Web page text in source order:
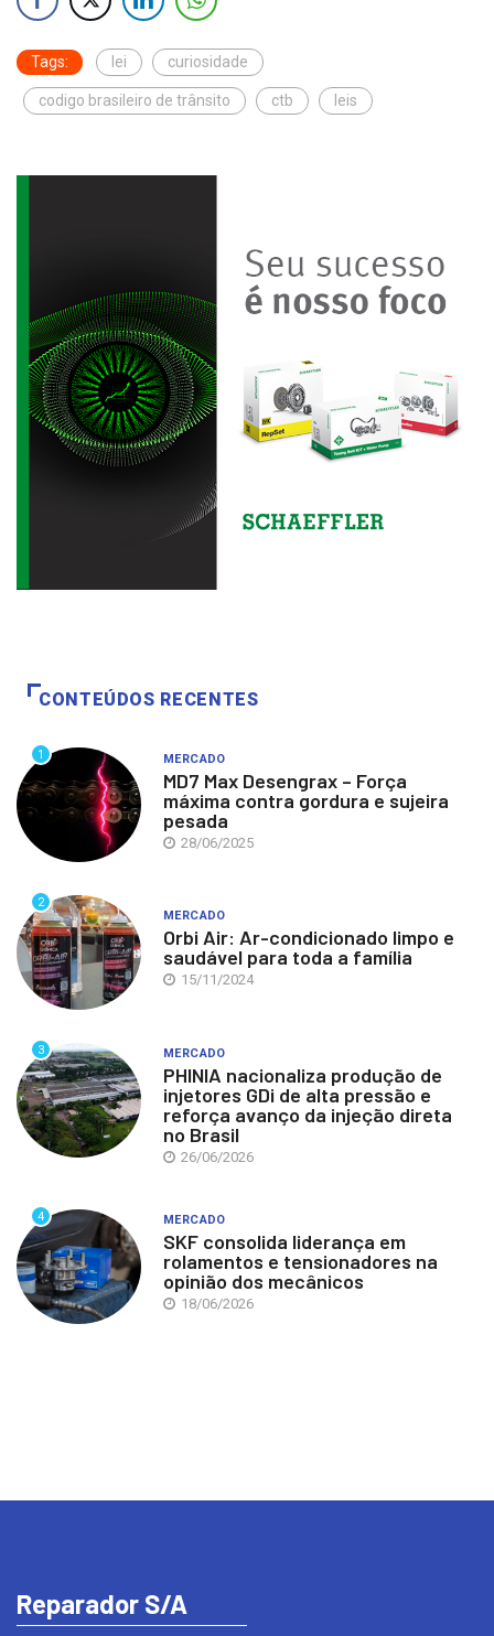
Tags: lei curiosidade
codigo brasileiro de trânsito ctb leis
CONTEÚDOS RECENTES
1 MERCADO
MD7 Max Desengrax – Força
máxima contra gordura e sujeira
pesada
28/06/2025
2
MERCADO
Orbi Air: Ar-condicionado limpo e
saudável para toda a família
15/11/2024
3 MERCADO
PHINIA nacionaliza produção de
injetores GDi de alta pressão e
reforça avanço da injeção direta
no Brasil
26/06/2026
4 MERCADO
SKF consolida liderança em
rolamentos e tensionadores na
opinião dos mecânicos
18/06/2026
Reparador S/A